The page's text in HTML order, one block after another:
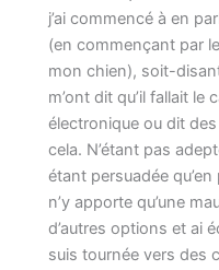
j’ai commencé à en
(en commençant par
mon chien), soit-
m’ont dit qu’il fallait le
électronique ou dit
cela. N’étant pas
étant persuadée
n’y apporte qu’une
d’autres options et ai
suis tournée vers des